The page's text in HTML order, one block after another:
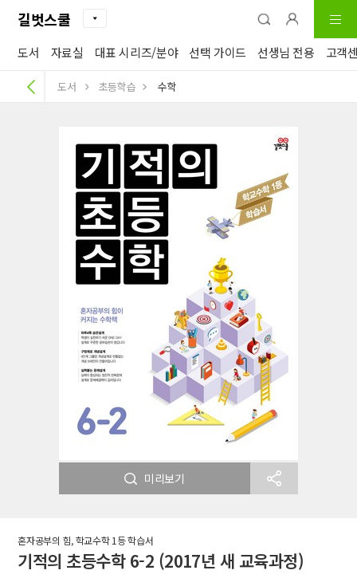
길벗스쿨
도서 자료실 대표 시리즈/분야 선택 가이드 선생님 전용 고객
도서 초등학습 수학
미리보기
혼자공부의 힘, 학교수학 1등 학습서
기적의 초등수학 6-2 (2017년 새 교육과정)